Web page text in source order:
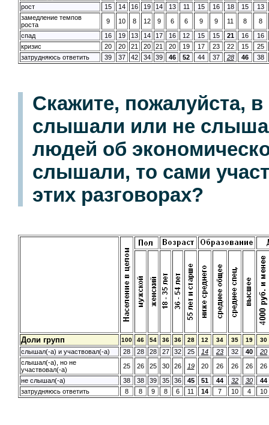
рост 15 14 16 19 14 13 11 15 16 18 15
13
замедление темпов
роста
9 10 8 12 9 6 6 9 9 11 8
8
спад
16 19 13 14 17 16 12 15 15 21 16
16
кризис
20 20 21 20 21 20 19 17 23 22 15
25
затрудняюсь ответить
39 37 42 34 39 46 52 44 37 28 46 38
Скажите, пожалуйста,
слышали или не
людей об
слышали, то сами
этих разговорах?
Доли групп 100 46 54 36 36 28 12 34 35 19 30
слышал(-а) и участвовал(-а) 28 28 28 27 32 25 14 23 32 40
20
слышал(-а), но не
участвовал(-а)
25 26 25 30 26 19 20 26 26 26
26
не слышал(-а)
38 38 39 35 36 45 51 44 32 30
44
затрудняюсь ответить
8 8 9 8 6 11 14 7 10 4 10